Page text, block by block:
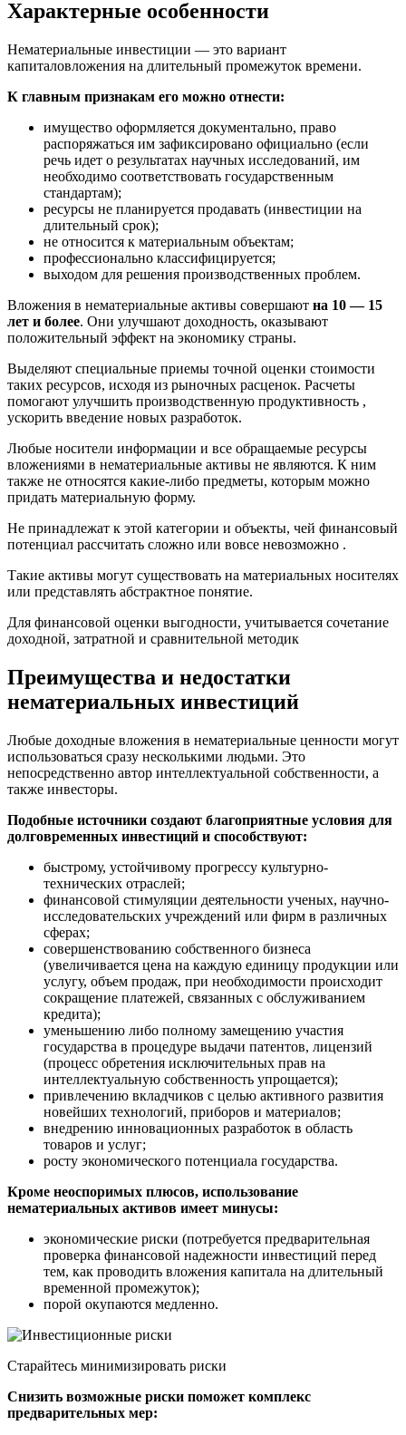
Характерные особенности
Нематериальные инвестиции — это вариант
капиталовложения на длительный промежуток времени.
К главным признакам его можно отнести:
имущество оформляется документально, право
распоряжаться им зафиксировано официально (если
речь идет о результатах научных исследований, им
необходимо соответствовать государственным
стандартам);
ресурсы не планируется продавать (инвестиции на
длительный срок);
не относится к материальным объектам;
профессионально классифицируется;
выходом для решения производственных проблем.
Вложения в нематериальные активы совершают на 10 — 15
лет и более. Они улучшают доходность, оказывают
положительный эффект на экономику страны.
Выделяют специальные приемы точной оценки стоимости
таких ресурсов, исходя из рыночных расценок. Расчеты
помогают улучшить производственную продуктивность ,
ускорить введение новых разработок.
Любые носители информации и все обращаемые ресурсы
вложениями в нематериальные активы не являются. К ним
также не относятся какие-либо предметы, которым можно
придать материальную форму.
Не принадлежат к этой категории и объекты, чей финансовый
потенциал рассчитать сложно или вовсе невозможно .
Такие активы могут существовать на материальных носителях
или представлять абстрактное понятие.
Для финансовой оценки выгодности, учитывается сочетание
доходной, затратной и сравнительной методик
Преимущества и недостатки
нематериальных инвестиций
Любые доходные вложения в нематериальные ценности могут
использоваться сразу несколькими людьми. Это
непосредственно автор интеллектуальной собственности, а
также инвесторы.
Подобные источники создают благоприятные условия для
долговременных инвестиций и способствуют:
быстрому, устойчивому прогрессу культурно-
технических отраслей;
финансовой стимуляции деятельности ученых, научно-
исследовательских учреждений или фирм в различных
сферах;
совершенствованию собственного бизнеса
(увеличивается цена на каждую единицу продукции или
услугу, объем продаж, при необходимости происходит
сокращение платежей, связанных с обслуживанием
кредита);
уменьшению либо полному замещению участия
государства в процедуре выдачи патентов, лицензий
(процесс обретения исключительных прав на
интеллектуальную собственность упрощается);
привлечению вкладчиков с целью активного развития
новейших технологий, приборов и материалов;
внедрению инновационных разработок в область
товаров и услуг;
росту экономического потенциала государства.
Кроме неоспоримых плюсов, использование
нематериальных активов имеет минусы:
экономические риски (потребуется предварительная
проверка финансовой надежности инвестиций перед
тем, как проводить вложения капитала на длительный
временной промежуток);
порой окупаются медленно.
Старайтесь минимизировать риски
Снизить возможные риски поможет комплекс
предварительных мер: